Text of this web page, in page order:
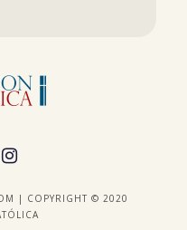
| COPYRIGHT © 2020